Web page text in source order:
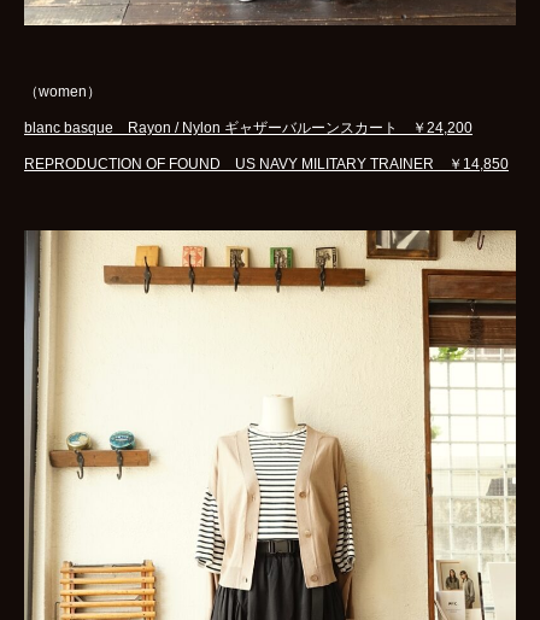
（women）
blanc basque Rayon / Nylon ギャザーバルーンスカート ￥24,200
REPRODUCTION OF FOUND US NAVY MILITARY TRAINER ￥14,850